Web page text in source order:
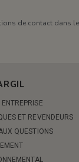
de contact dans
ET REVENDEURS
QUESTIONS